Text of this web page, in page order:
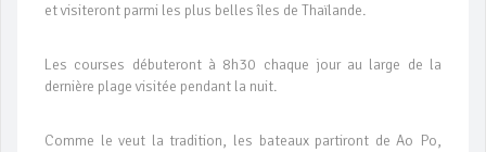
et visiteront parmi les plus belles îles de Thaïlande.
Les courses débuteront à 8h30 chaque jour au large de la
dernière plage visitée pendant la nuit.
Comme le veut la tradition, les bateaux partiront de Ao Po,